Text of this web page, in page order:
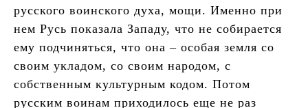
русского воинского духа, мощи. Именно при
нем Русь показала Западу, что не собирается
ему подчиняться, что она – особая земля со
своим укладом, со своим народом, с
собственным культурным кодом. Потом
русским воинам приходилось еще не раз